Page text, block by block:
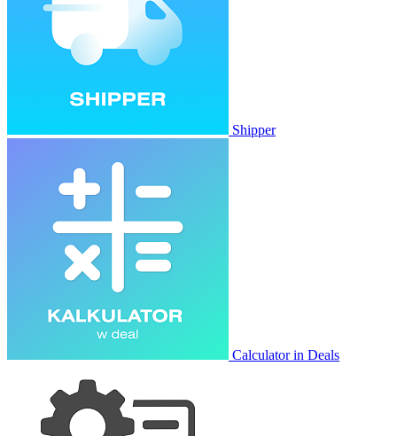
Shipper
Calculator in Deals